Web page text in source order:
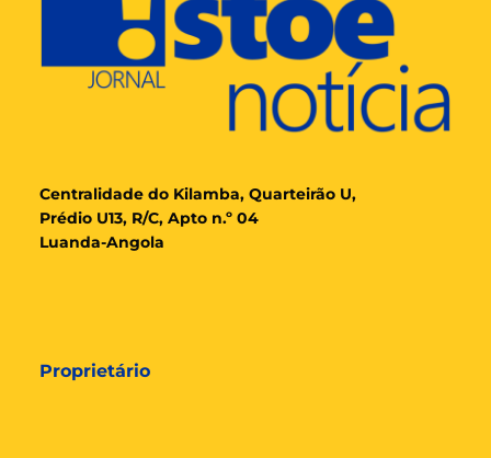
Centralidade do Kilamba, Quarteirão U,
Prédio U13, R/C, Apto n.º 04
Luanda-Angola
Proprietário